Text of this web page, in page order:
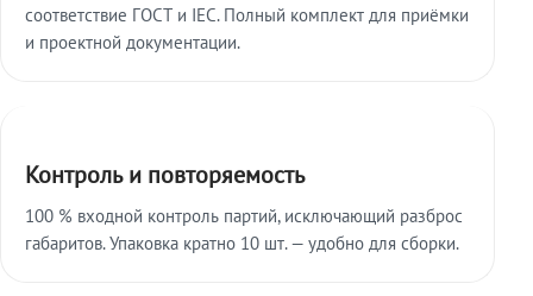
соответствие ГОСТ и IEC. Полный комплект для приёмки
и проектной документации.
Контроль и повторяемость
100 % входной контроль партий, исключающий разброс
габаритов. Упаковка кратно 10 шт. — удобно для сборки.